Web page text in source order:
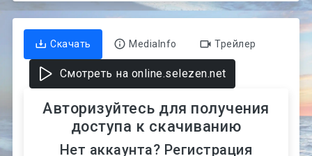
Скачать MediaInfo Трейлер
Смотреть на online.selezen.net
Авторизуйтесь для получения
доступа к скачиванию
Нет аккаунта? Регистрация